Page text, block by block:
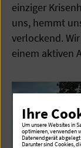
einziger
uns, hemmt
verlockend.
einem aktiven
Ihre
Um unsere Websites in
optimieren, verwenden
Datenendgerät
Darunter sind Cookies,